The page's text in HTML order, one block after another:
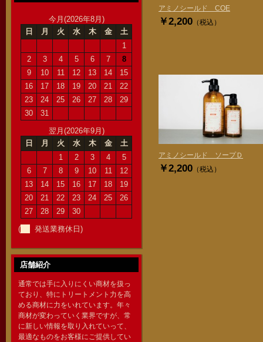
今月(2026年8月)
日
月 火 水 木 金
土
1
2
3 4 5 6 7
8
9
10 11 12 13 14
15
16
17 18 19 20 21
22
23
24 25 26 27 28
29
30
31
翌月(2026年9月)
日
月 火 水 木 金
土
1
2 3 4
5
6
7 8 9 10 11
12
13
14 15 16 17 18
19
20
21 22 23 24 25
26
27
28 29
30
(
発送業務休日)
店舗紹介
通常では手に入りにくい商材を扱っ
ており、特にトリートメント力を高
める商材に力をいれています。年々
商材が変わっていく業界ですが、常
に新しい情報を取り入れていって、
最適なものをお客様にご提供してい
アミノシールド COE
￥2,200 （税込）
アミノシールド ソープＤ
￥2,200 （税込）